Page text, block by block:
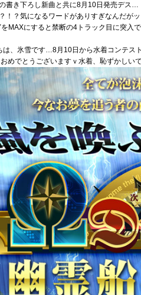
書き下ろし新曲と共に8月10日発売デス…
！？気になるワードがありすぎなんだが
MAXにすると禁断の4トラック目に突入
、氷雪です…8月10日から水着コンテス
めでとうございますｖ水着、恥ずかし